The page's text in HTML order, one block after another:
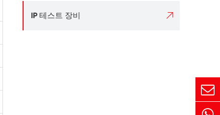
IP 테스트 장비 